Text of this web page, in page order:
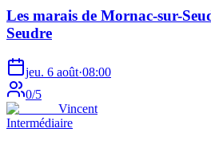
Les marais de Mornac-sur-
Seudre
jeu. 6 août·08:00
0/5
Vincent
Intermédiaire